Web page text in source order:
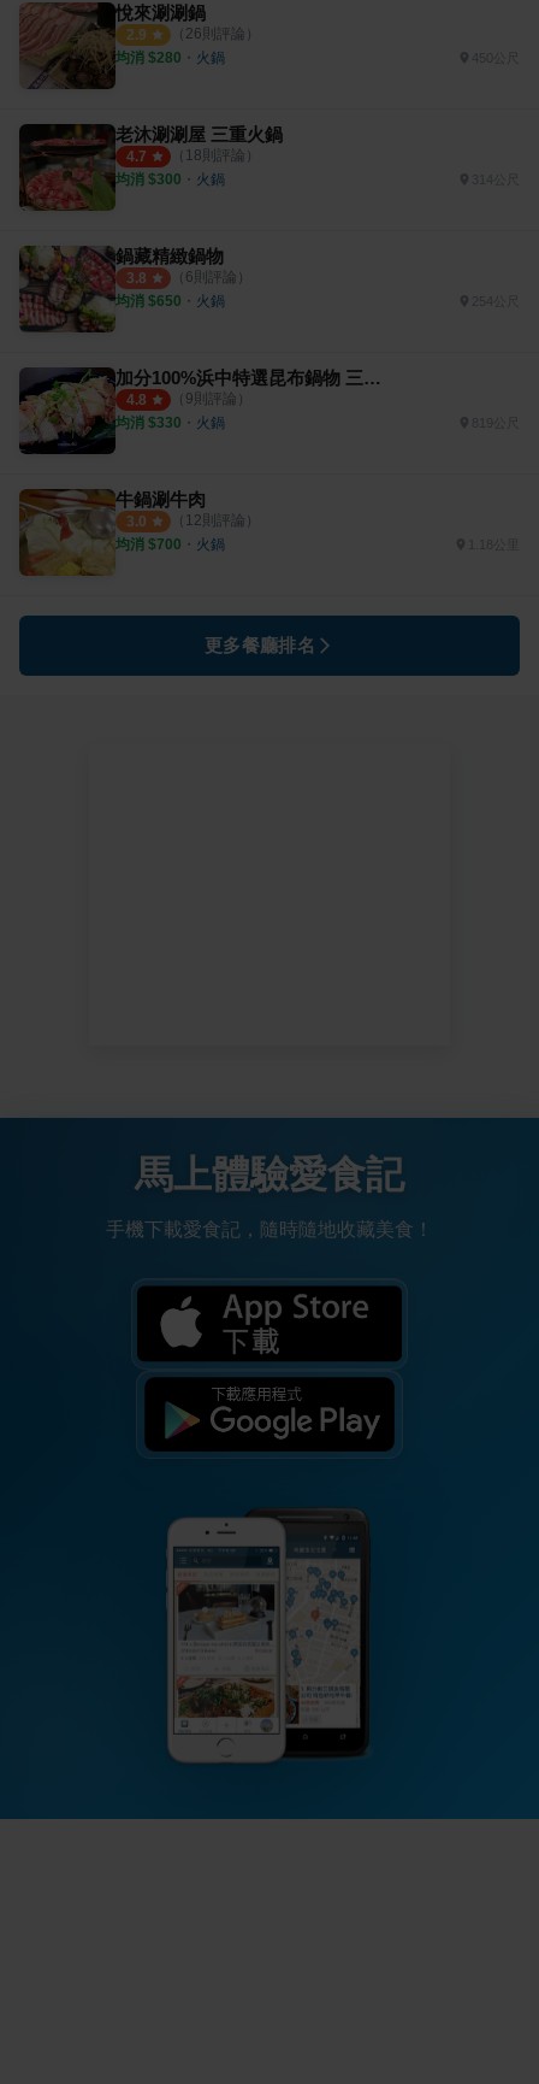
悅來涮涮鍋
2.9 （ 26則評論）
均消 $280 ・ 火鍋 450公尺
老沐涮涮屋 三重火鍋
4.7 （ 18則評論）
均消 $300 ・ 火鍋 314公尺
鍋藏精緻鍋物
3.8 （ 6則評論）
均消 $650 ・ 火鍋 254公尺
加分100%浜中特選昆布鍋物 三重正義店
4.8 （ 9則評論）
均消 $330 ・ 火鍋
牛鍋涮牛肉
3.0 （ 12則評論）
均消 $700 ・ 火鍋
更多餐廳排名
馬上體驗愛食記
手機下載愛食記，隨時隨地收藏美食！